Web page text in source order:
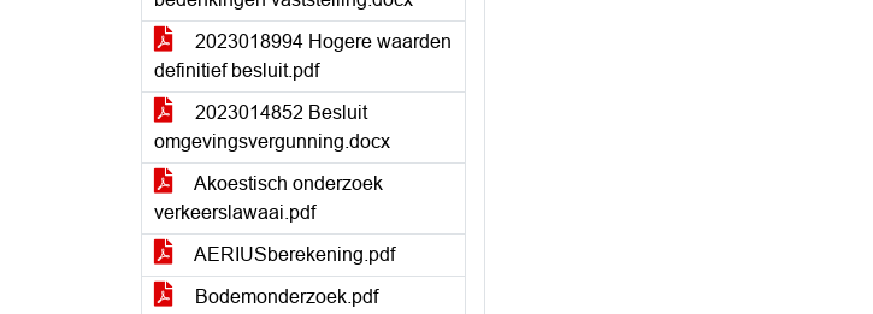
2023018994 Hogere waarden
definitief besluit.pdf
2023014852 Besluit
omgevingsvergunning.docx
Akoestisch onderzoek
verkeerslawaai.pdf
AERIUSberekening.pdf
Bodemonderzoek.pdf